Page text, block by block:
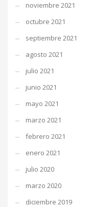
noviembre 2021
octubre 2021
septiembre 2021
agosto 2021
julio 2021
junio 2021
mayo 2021
marzo 2021
febrero 2021
enero 2021
julio 2020
marzo 2020
diciembre 2019